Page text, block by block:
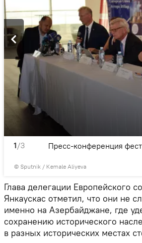
1/3
© Sputnik / Kemale Aliyeva
Пресс-конференция
Глава делегации Европейского
Янкаускас отметил, что они не
именно на Азербайджане, где
сохранению исторического
в разных исторических местах